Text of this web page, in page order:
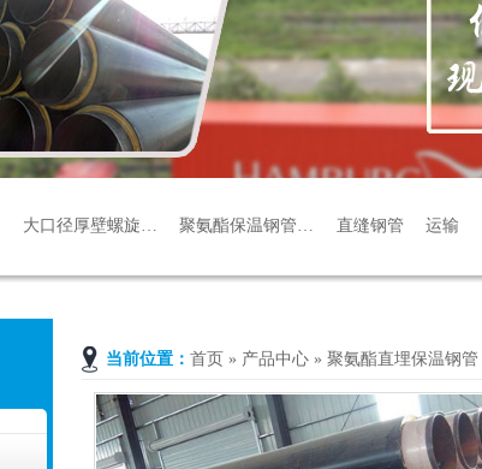
大口径厚壁螺旋… 聚氨酯保温钢管… 直缝钢管 运输
当前位置： 首页 » 产品中心 » 聚氨酯直埋保温钢管